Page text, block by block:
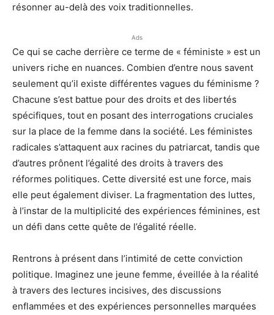
résonner au-delà des voix traditionnelles.
Ads
Ce qui se cache derrière ce terme de « féministe » est un
univers riche en nuances. Combien d’entre nous savent
seulement qu’il existe différentes vagues du féminisme ?
Chacune s’est battue pour des droits et des libertés
spécifiques, tout en posant des interrogations cruciales
sur la place de la femme dans la société. Les féministes
radicales s’attaquent aux racines du patriarcat, tandis que
d’autres prônent l’égalité des droits à travers des
réformes politiques. Cette diversité est une force, mais
elle peut également diviser. La fragmentation des luttes,
à l’instar de la multiplicité des expériences féminines, est
un défi dans cette quête de l’égalité réelle.
Rentrons à présent dans l’intimité de cette conviction
politique. Imaginez une jeune femme, éveillée à la réalité
à travers des lectures incisives, des discussions
enflammées et des expériences personnelles marquées